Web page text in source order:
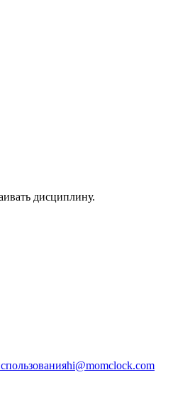
дисциплину.
hi@momclock.com